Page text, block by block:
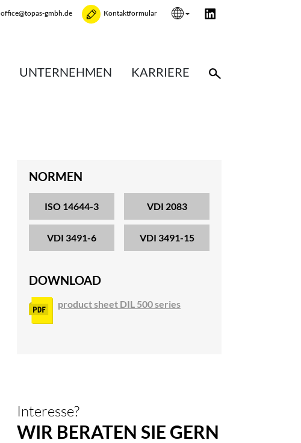
office@topas-gmbh.de Kontaktformular
UNTERNEHMEN KARRIERE
NORMEN
ISO 14644-3 VDI 2083
VDI 3491-6 VDI 3491-15
DOWNLOAD
product sheet DIL 500 series
Interesse?
WIR BERATEN SIE GERN